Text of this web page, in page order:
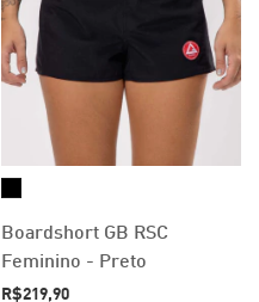
Boardshort GB RSC
Feminino - Preto
R$219,90